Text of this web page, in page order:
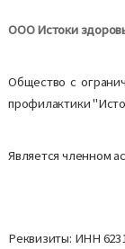
ООО Истоки
Общество с
профилактики
Является членном
Реквизиты: ИНН